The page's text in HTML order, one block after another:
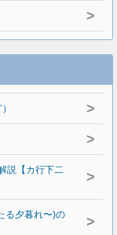
>
>
>
説【カ行下二
>
る夕暮れ〜)の
>